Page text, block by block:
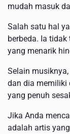
mudah masuk
Salah satu hal
berbeda. Ia
yang menarik
Selain
dan dia memiliki
yang penuh
Jika Anda
adalah artis